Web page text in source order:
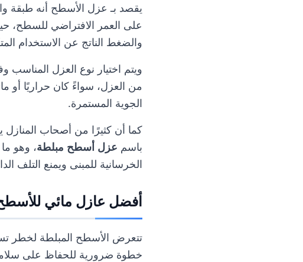
يقصد بـ عزل الأسطح أنه طبقة
على العمر الافتراضي للسطح،
والضغط الناتج عن الاستخدام
ويتم اختيار نوع العزل المناسب
من العزل، سواءً كان حراريًا أو
الجوية المستمرة.
كما أن كثيرًا من أصحاب المنازل
باسم عزل أسطح مبلطة، وهو
الخرسانية للمبنى ويمنع التلف
أفضل عازل مائي
تتعرض الأسطح المبلطة لخطر
خطوة ضرورية للحفاظ على